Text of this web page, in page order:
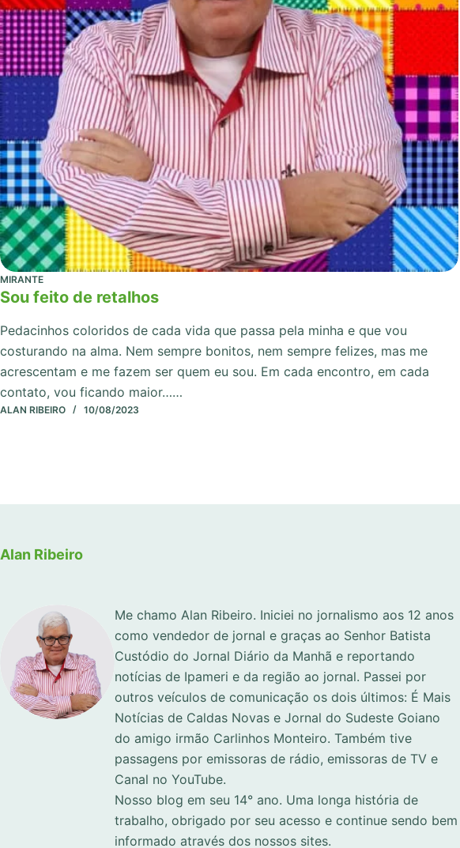
MIRANTE
Sou feito de retalhos
Pedacinhos coloridos de cada vida que passa pela minha e que vou
costurando na alma. Nem sempre bonitos, nem sempre felizes, mas me
acrescentam e me fazem ser quem eu sou. Em cada encontro, em cada
contato, vou ficando maior……
ALAN RIBEIRO 10/08/2023
Alan Ribeiro
Me chamo Alan Ribeiro. Iniciei no jornalismo aos 12 anos
como vendedor de jornal e graças ao Senhor Batista
Custódio do Jornal Diário da Manhã e reportando
notícias de Ipameri e da região ao jornal. Passei por
outros veículos de comunicação os dois últimos: É Mais
Notícias de Caldas Novas e Jornal do Sudeste Goiano
do amigo irmão Carlinhos Monteiro. Também tive
passagens por emissoras de rádio, emissoras de TV e
Canal no YouTube.
Nosso blog em seu 14° ano. Uma longa história de
trabalho, obrigado por seu acesso e continue sendo bem
informado através dos nossos sites.